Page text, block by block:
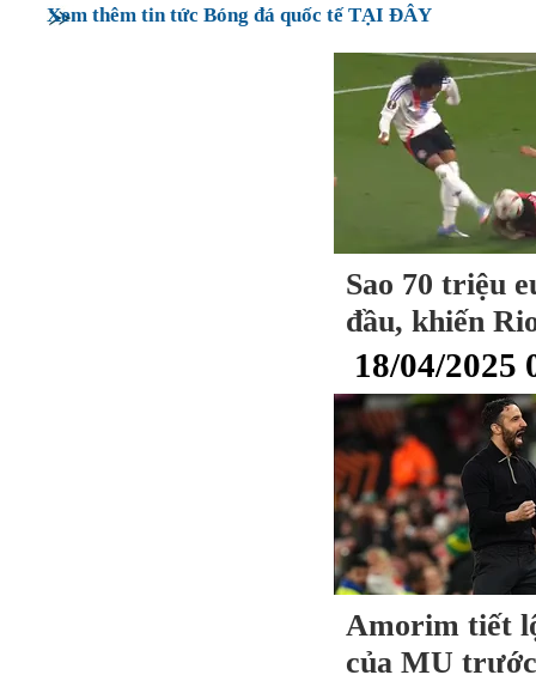
Xem thêm tin tức Bóng đá quốc tế TẠI ĐÂY
Sao 70 triệu
đầu, khiến
18/04/2025
Amorim tiết
của MU